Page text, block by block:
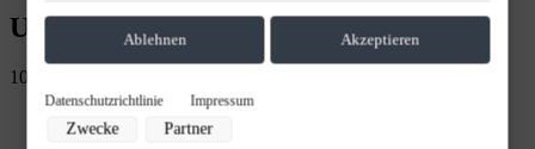
Unsere Unterrichtsfächer
10
Button links unten klicken und dort die entsprechenden
Anpassungen vornehmen.
Verwendung reduzierter Daten zur Auswahl von Werbeanzeigen
Datenschutzrichtlinie Impressum
Zwecke Partner
Ablehnen Akzeptieren